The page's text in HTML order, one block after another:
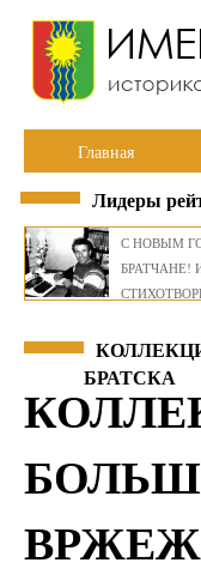
Главная
Лидеры
С НОВЫМ
БРАТЧАНЕ!
БРАТСКА